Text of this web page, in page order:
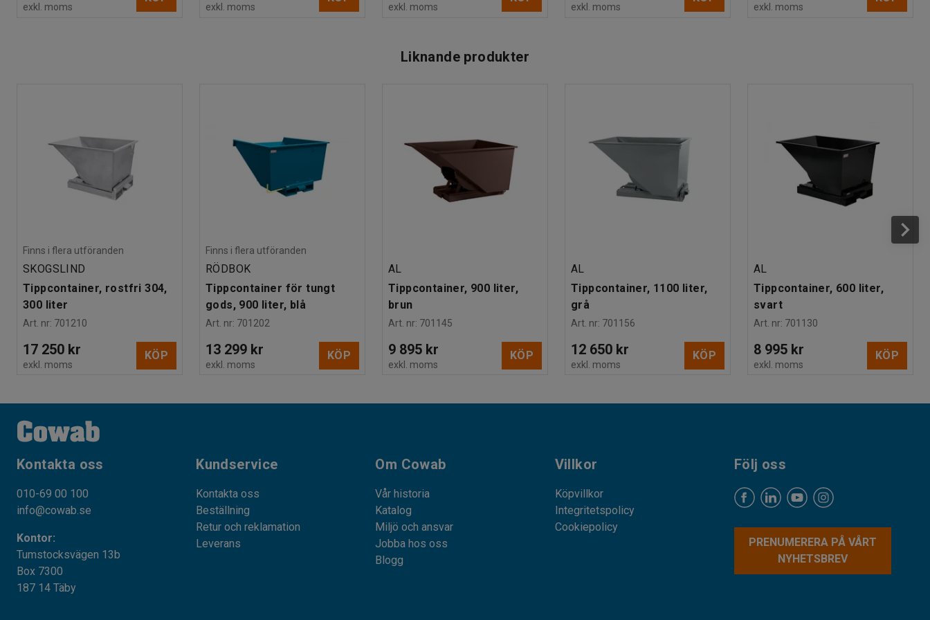
exkl. moms exkl. moms exkl. moms exkl. moms exkl. moms
Liknande produkter
Finns i flera utföranden
SKOGSLIND
Tippcontainer, rostfri 304,
300 liter
Art. nr: 701210
17 250 kr
exkl. moms
KÖP
Finns i flera utföranden
RÖDBOK
Tippcontainer för tungt
gods, 900 liter, blå
Art. nr: 701202
13 299 kr
exkl. moms
KÖP
AL
Tippcontainer, 900 liter,
brun
Art. nr: 701145
9 895 kr
exkl. moms
KÖP
AL
Tippcontainer, 1100 liter,
grå
Art. nr: 701156
12 650 kr
exkl. moms
KÖP
AL
Tippcontainer, 600 liter,
svart
Art. nr: 701130
8 995 kr
exkl. moms
KÖP
Kontakta oss
010-69 00 100
info@cowab.se
Kontor:
Tumstocksvägen 13b
Box 7300
187 14 Täby
Kundservice
Kontakta oss
Beställning
Retur och reklamation
Leverans
Om Cowab
Vår historia
Katalog
Miljö och ansvar
Jobba hos oss
Blogg
Villkor
Köpvillkor
Integritetspolicy
Cookiepolicy
Följ oss
PRENUMERERA PÅ VÅRT
NYHETSBREV